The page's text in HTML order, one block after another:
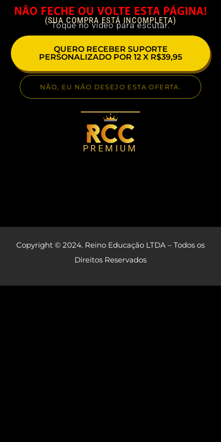
NÃO FECHE OU VOLTE ESTA PÁGINA!
(SUA COMPRA ESTÁ INCOMPLETA)
Toque no vídeo para escutar.
QUERO RECEBER SUPORTE
PERSONALIZADO POR 12 X R$39,95
NÃO, EU NÃO DESEJO ESTA OFERTA.
PREMIUM
Copyright © 2024. Reino Educação LTDA – Todos os
Direitos Reservados